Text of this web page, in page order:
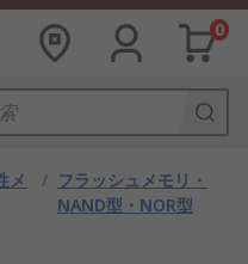
0
メ
/ フラッシュメモリ・
NAND型・NOR型